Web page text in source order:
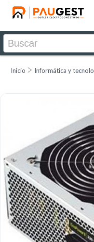
Inicio Informática y